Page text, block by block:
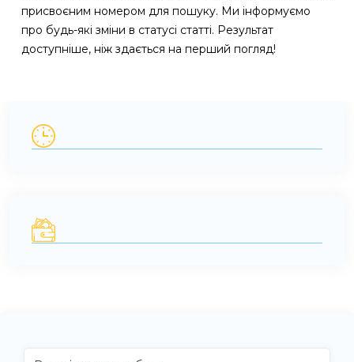
присвоєним номером для пошуку. Ми інформуємо
про будь-які зміни в статусі статті. Результат
доступніше, ніж здається на перший погляд!